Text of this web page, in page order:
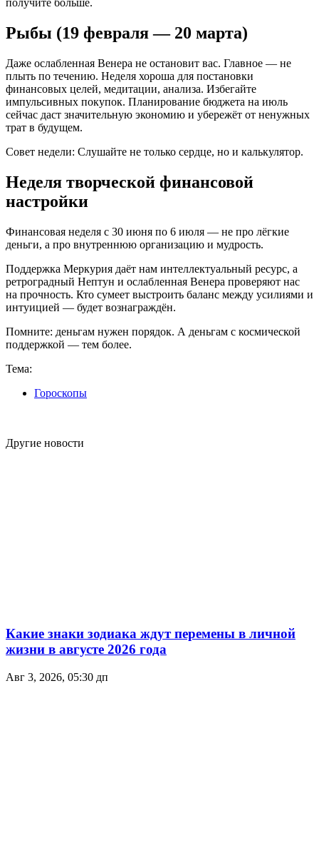
получите больше.
Рыбы (19 февраля — 20 марта)
Даже ослабленная Венера не остановит вас. Главное — не
плыть по течению. Неделя хороша для постановки
финансовых целей, медитации, анализа. Избегайте
импульсивных покупок. Планирование бюджета на июль
сейчас даст значительную экономию и убережёт от ненужных
трат в будущем.
Совет недели: Слушайте не только сердце, но и калькулятор.
Неделя творческой финансовой
настройки
Финансовая неделя с 30 июня по 6 июля — не про лёгкие
деньги, а про внутреннюю организацию и мудрость.
Поддержка Меркурия даёт нам интеллектуальный ресурс, а
ретроградный Нептун и ослабленная Венера проверяют нас
на прочность. Кто сумеет выстроить баланс между усилиями и
интуицией — будет вознаграждён.
Помните: деньгам нужен порядок. А деньгам с космической
поддержкой — тем более.
Тема:
Гороскопы
Другие новости
Какие знаки зодиака ждут перемены в личной
жизни в августе 2026 года
Авг 3, 2026, 05:30 дп